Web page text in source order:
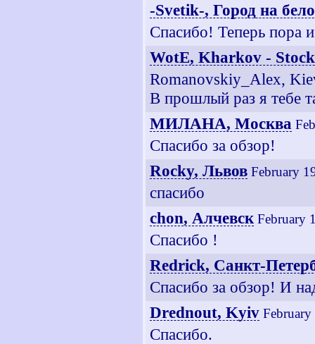
-Svetik-, Город на
Спасибо! Теперь пора
WotE, Kharkov -
Romanovskiy_Alex,
В прошлый раз я тебе
МИЛАНА, Москва
Спасибо за обзор!
Rocky, Львов February
спасибо
chon, Алчевск February
Спасибо !
Redrick, Санкт-
Спасибо за обзор! И
Drednout, Kyiv
Спасибо.